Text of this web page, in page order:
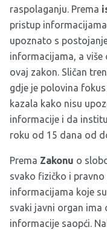
raspolaganju. Prema
pristup
upoznato s
informacijama, a
ovaj zakon. Sličan
gdje je polovina
kazala kako nisu
informacije i da
roku od 15 dana od
Prema Zakonu o
svako fizičko i
informacijama koje
svaki javni organ ima
informacije saopći.